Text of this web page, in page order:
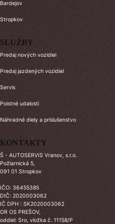
Bardejov
Stropkov
SLUŽBY
Predaj nových vozidiel
Predaj jazdených vozidiel
Servis
Poistné udalosti
Náhradné diely a príslušenstvo
KONTAKTY
Š - AUTOSERVIS Vranov, s.r.o.
Požiarnická 5,
091 01 Stropkov
IČO: 36455385
DIČ: 2020003062
IČ DPH : SK2020003062
OR OS PREŠOV,
oddiel: Sro, vložka č. 11158/P